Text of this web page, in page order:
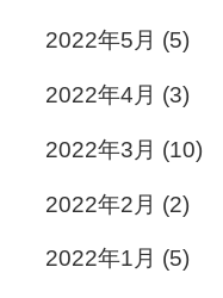
2022年5月 (5)
2022年4月 (3)
2022年3月 (10)
2022年2月 (2)
2022年1月 (5)